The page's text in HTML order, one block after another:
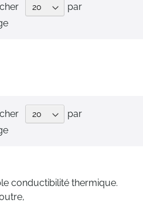
conductibilité thermique.
par
par